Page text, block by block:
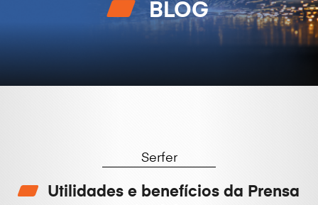
BLOG
Serfer
Utilidades e benefícios da Prensa